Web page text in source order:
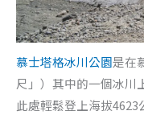
慕士塔格冰川公園是在
尺」）其中的一個冰川
此處輕鬆登上海拔